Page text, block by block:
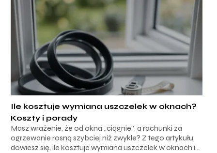
Ile kosztuje wymiana uszczelek w oknach?
Koszty i porady
Masz wrażenie, że od okna „ciągnie”, a rachunki za
ogrzewanie rosną szybciej niż zwykle? Z tego artykułu
dowiesz się, ile kosztuje wymiana uszczelek w oknach i...